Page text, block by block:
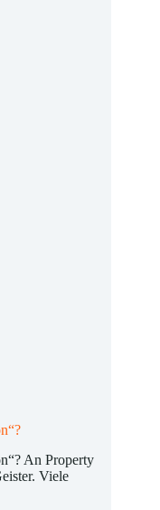
An Property
Viele